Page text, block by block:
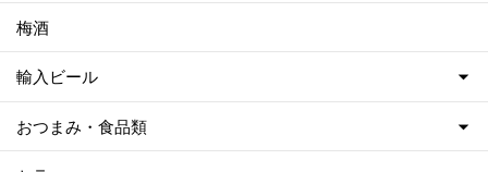
梅酒
輸入ビール
おつまみ・食品類